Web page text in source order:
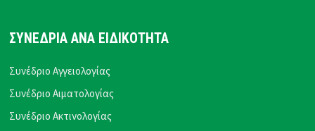
ΣΥΝΕΔΡΙΑ ΑΝΑ ΕΙΔΙΚΟΤΗΤΑ
Συνέδριο Αγγειολογίας
Συνέδριο Αιματολογίας
Συνέδριο Ακτινολογίας